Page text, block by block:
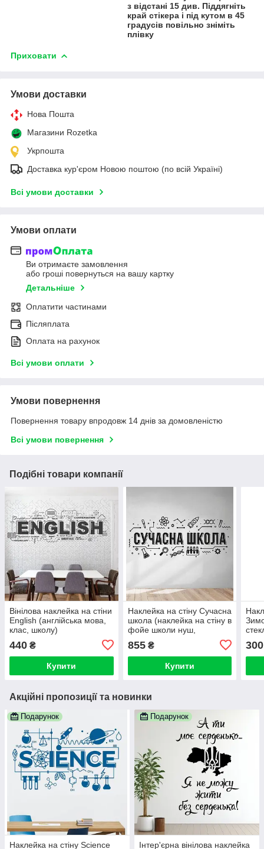
з відстані 15 див. Піддягніть
край стікера і під кутом в 45
градусів повільно зніміть
плівку
Приховати
Умови доставки
Нова Пошта
Магазини Rozetka
Укрпошта
Доставка кур'єром Новою поштою (по всій Україні)
Всі умови доставки
Умови оплати
Ви отримаєте замовлення
або гроші повернуться на вашу картку
Детальніше
Оплатити частинами
Післяплата
Оплата на рахунок
Всі умови оплати
Умови повернення
Повернення товару впродовж 14 днів за домовленістю
Всі умови повернення
Подібні товари компанії
Вінілова наклейка на стіни
English (англійська мова,
клас, школу)
440 ₴
Купити
Наклейка на стіну Сучасна
школа (наклейка на стіну в
фойе школи нуш,
855₴
Купити
300
Акційні пропозиції та новинки
Подарунок
Наклейка на стіну Science
Подарунок
Інтер'єрна вінілова наклейка